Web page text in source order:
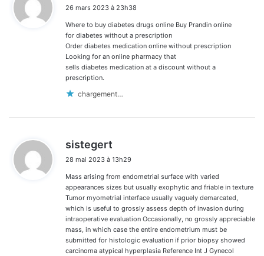
26 mars 2023 à 23h38
Where to buy diabetes drugs online Buy Prandin online
for diabetes without a prescription
Order diabetes medication online without prescription
Looking for an online pharmacy that
sells diabetes medication at a discount without a
prescription.
chargement…
sistegert
t
:
28 mai 2023 à 13h29
Mass arising from endometrial surface with varied
appearances sizes but usually exophytic and friable in texture
Tumor myometrial interface usually vaguely demarcated,
which is useful to grossly assess depth of invasion during
intraoperative evaluation Occasionally, no grossly appreciable
mass, in which case the entire endometrium must be
submitted for histologic evaluation if prior biopsy showed
carcinoma atypical hyperplasia Reference Int J Gynecol